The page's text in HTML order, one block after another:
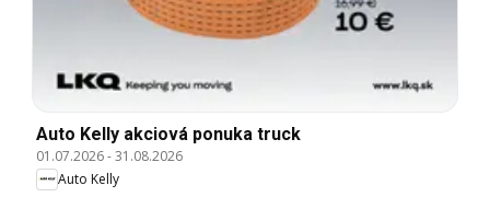
Auto Kelly akciová ponuka truck
01.07.2026-31.08.2026
Auto Kelly